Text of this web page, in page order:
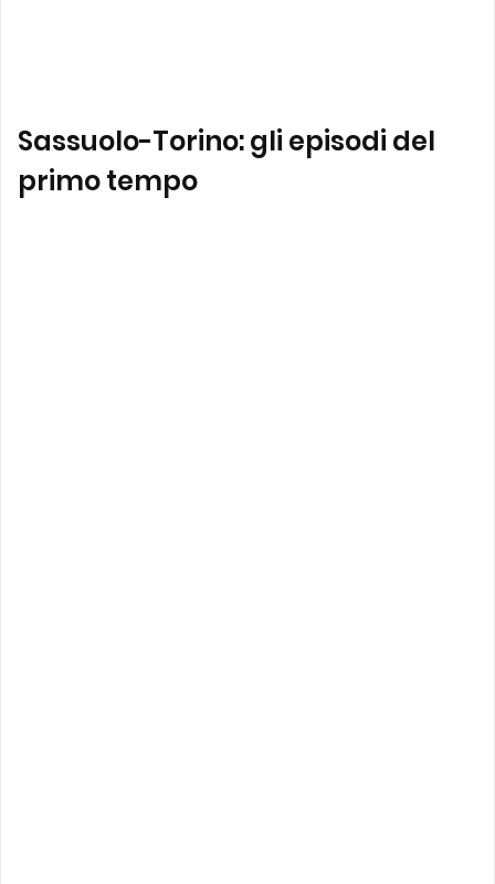
Sassuolo-Torino: gli episodi del
primo tempo